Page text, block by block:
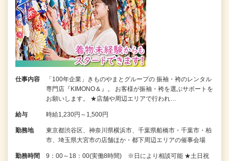
仕事内容
「100年企業」きものやまとグループの 振袖・袴のレンタル
専門店『KIMONO＆』。 お客様が振袖・袴を選ぶサポートを
お願いします。 ★店舗や周辺エリアで行われ…
給与 時給1,230円～1,500円
勤務地
東京都渋谷区、神奈川県横浜市、千葉県船橋市・千葉市・柏
市、埼玉県大宮市の店舗ほか・都下周辺エリアの催事会場
勤務時間
9：00～18：00(実働8時間) ※日により相談可能 ★土日祝